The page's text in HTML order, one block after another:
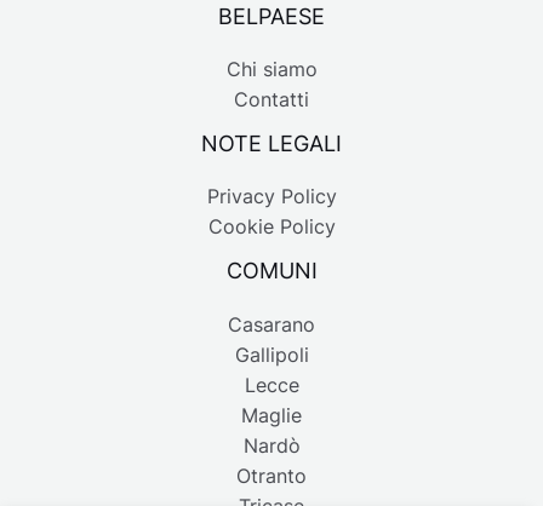
BELPAESE
Chi siamo
Contatti
NOTE LEGALI
Privacy Policy
Cookie Policy
COMUNI
Casarano
Gallipoli
Lecce
Maglie
Nardò
Otranto